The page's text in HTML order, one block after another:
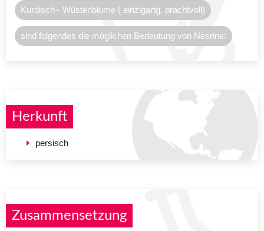
Kurdisch= Wüstenblume ( einzigartg, prachtvoll)
sind folgendes die möglichen Bedeutung von Nesrine:
Herkunft
persisch
Zusammensetzung